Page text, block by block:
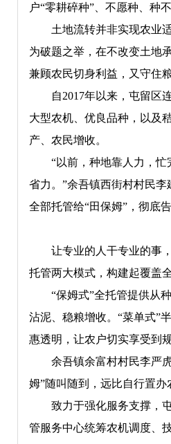
户“零耕碎种”、不愿种、种
土地流转并非实现农业
为破题之举，在不改变土地
兼顾农民切身利益，又守住
自2017年以来，屯留区
大型农机、优良品种，以及
产、农民增收。
“以前，种地靠人力，
省力。”余吾镇西街村村民
全部托管给“田保姆”，彻底
让专业的人干专业的事
托管两大模式，构建起覆盖
“保姆式”全托管提供从
沾泥、稳粮增收。“菜单式”
惠透明，让农户切实享受到
余吾镇余富村村民李严
姆”随叫随到，远比自行置
致力于强化服务支撑，
管服务中心统筹农机调度、